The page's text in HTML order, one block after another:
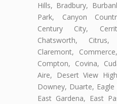
Hills, Bradbury,
Park, Canyon
Century City,
Chatsworth,
Claremont,
Compton, Covina,
Aire, Desert View
Downey, Duarte,
East Gardena, East